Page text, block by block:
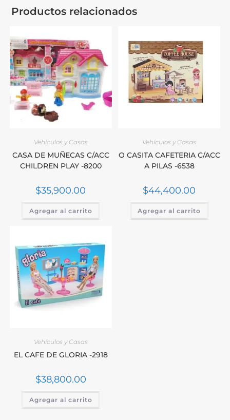
Productos relacionados
Vehículos y Casas
CASA DE MUÑECAS C/ACC
CHILDREN PLAY -8200
$35,900.00
Agregar al carrito
Vehículos y Casas
O CASITA CAFETERIA C/ACC
A PILAS -6538
$44,400.00
Agregar al carrito
Vehículos y Casas
EL CAFE DE GLORIA -2918
$38,800.00
Agregar al carrito